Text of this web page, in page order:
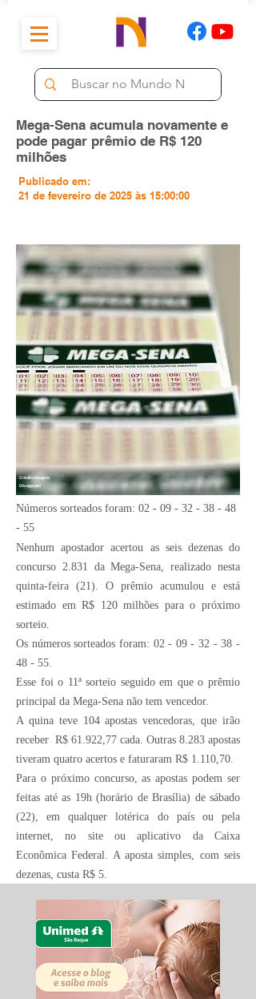
Mega-Sena acumula novamente e
pode pagar prêmio de R$ 120
milhões
Publicado em:
21 de fevereiro de 2025 às 15:00:00
Divulgação
Crédito Imagem:
Números sorteados foram: 02 - 09 - 32 - 38 - 48
- 55
Nenhum apostador acertou as seis dezenas do
concurso 2.831 da Mega-Sena, realizado nesta
quinta-feira (21). O prêmio acumulou e está
estimado em R$ 120 milhões para o próximo
sorteio.
Os números sorteados foram: 02 - 09 - 32 - 38 -
48 - 55
Esse foi o 11ª sorteio seguido em que o prêmio
principal da Mega-Sena não tem vencedor.
A quina teve 104 apostas vencedoras, que irão
receber R$ 61.922,77 cada. Outras 8.283 apostas
tiveram quatro acertos e faturaram R$ 1.110,70.
Para o próximo concurso, as apostas podem ser
feitas até as 19h (horário de Brasília) de sábado
(22), em qualquer lotérica do país ou pela
internet, no site ou aplicativo da Caixa
Econômica Federal. A aposta simples, com seis
dezenas, custa R$ 5.